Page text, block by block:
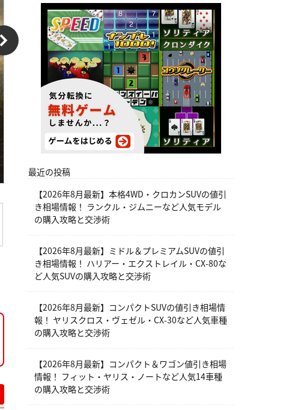
最近の投稿
【2026年8月最新】本格4WD・クロカンSUVの値引
き相場情報！ ランクル・ジムニーなど人気モデル
の購入攻略と交渉術
【2026年8月最新】ミドル＆プレミアムSUVの値引
き相場情報！ ハリアー・エクストレイル・CX-80な
ど人気SUVの購入攻略と交渉術
【2026年8月最新】コンパクトSUVの値引き相場情
報！ ヤリスクロス・ヴェゼル・CX-30など人気車種
の購入攻略と交渉術
【2026年8月最新】コンパクト＆ワゴン値引き相場
情報！ フィット・ヤリス・ノートなど人気14車種
の購入攻略と交渉術